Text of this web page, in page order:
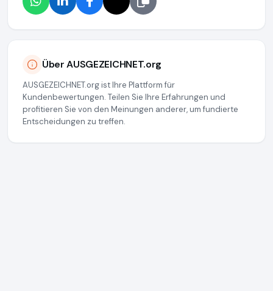
Über AUSGEZEICHNET.org
AUSGEZEICHNET.org ist Ihre Plattform für
Kundenbewertungen. Teilen Sie Ihre Erfahrungen und
profitieren Sie von den Meinungen anderer, um fundierte
Entscheidungen zu treffen.